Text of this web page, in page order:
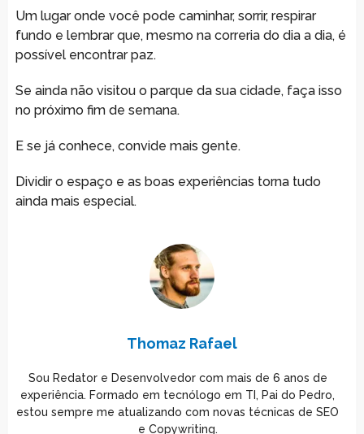
Um lugar onde você pode caminhar, sorrir, respirar
fundo e lembrar que, mesmo na correria do dia a dia, é
possível encontrar paz.
Se ainda não visitou o parque da sua cidade, faça isso
no próximo fim de semana.
E se já conhece, convide mais gente.
Dividir o espaço e as boas experiências torna tudo
ainda mais especial.
Thomaz Rafael
Sou Redator e Desenvolvedor com mais de 6 anos de
experiência. Formado em tecnólogo em TI, Pai do Pedro,
estou sempre me atualizando com novas técnicas de SEO
e Copywriting.